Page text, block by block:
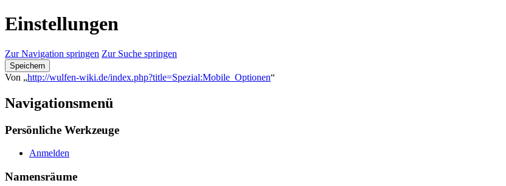
Einstellungen
Zur Navigation springen Zur Suche springen
Speichern
Von „http://wulfen-wiki.de/index.php?title=Spezial:Mobile_Optionen“
Navigationsmenü
Persönliche Werkzeuge
Anmelden
Namensräume